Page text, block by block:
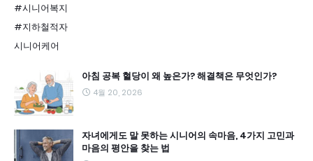
#시니어복지
#지하철적자
시니어케어
아침 공복 혈당이 왜 높은가? 해결책은 무엇인가?
4월 20, 2026
자녀에게도 말 못하는 시니어의 속마음, 4가지 고민과
마음의 평안을 찾는 법